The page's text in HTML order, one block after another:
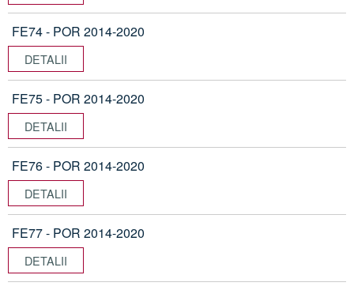
FE74 - POR 2014-2020
DETALII
FE75 - POR 2014-2020
DETALII
FE76 - POR 2014-2020
DETALII
FE77 - POR 2014-2020
DETALII